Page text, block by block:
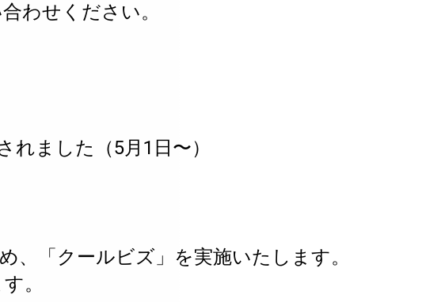
わせください。
ました（5月1日〜）
、
「クールビズ」を実施いたします。
。